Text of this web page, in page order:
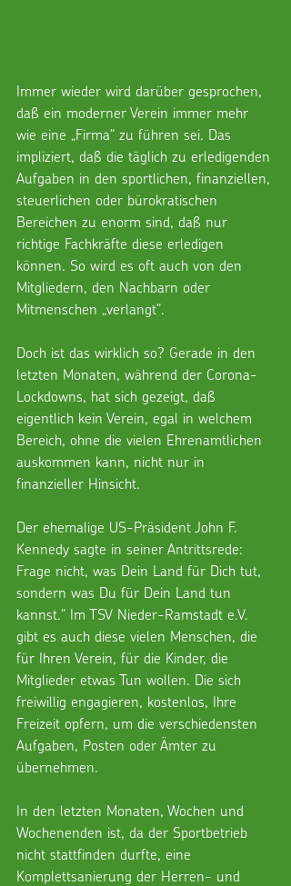
Immer wieder wird darüber gesprochen,
daß ein moderner Verein immer mehr
wie eine „Firma“ zu führen sei. Das
impliziert, daß die täglich zu erledigenden
Aufgaben in den sportlichen, finanziellen,
steuerlichen oder bürokratischen
Bereichen zu enorm sind, daß nur
richtige Fachkräfte diese erledigen
können. So wird es oft auch von den
Mitgliedern, den Nachbarn oder
Mitmenschen „verlangt“.
Doch ist das wirklich so? Gerade in den
letzten Monaten, während der Corona-
Lockdowns, hat sich gezeigt, daß
eigentlich kein Verein, egal in welchem
Bereich, ohne die vielen Ehrenamtlichen
auskommen kann, nicht nur in
finanzieller Hinsicht.
Der ehemalige US-Präsident John F.
Kennedy sagte in seiner Antrittsrede:
Frage nicht, was Dein Land für Dich tut,
sondern was Du für Dein Land tun
kannst.“ Im TSV Nieder-Ramstadt e.V.
gibt es auch diese vielen Menschen, die
für Ihren Verein, für die Kinder, die
Mitglieder etwas Tun wollen. Die sich
freiwillig engagieren, kostenlos, Ihre
Freizeit opfern, um die verschiedensten
Aufgaben, Posten oder Ämter zu
übernehmen.
In den letzten Monaten, Wochen und
Wochenenden ist, da der Sportbetrieb
nicht stattfinden durfte, eine
Komplettsanierung der Herren- und